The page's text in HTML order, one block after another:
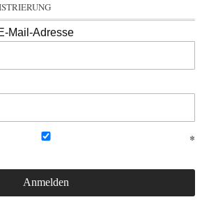
Mail-Adresse